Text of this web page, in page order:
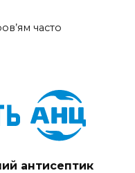
часто
антисептик